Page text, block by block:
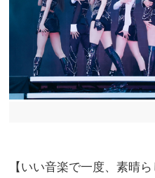
【いい音楽で一度、素晴